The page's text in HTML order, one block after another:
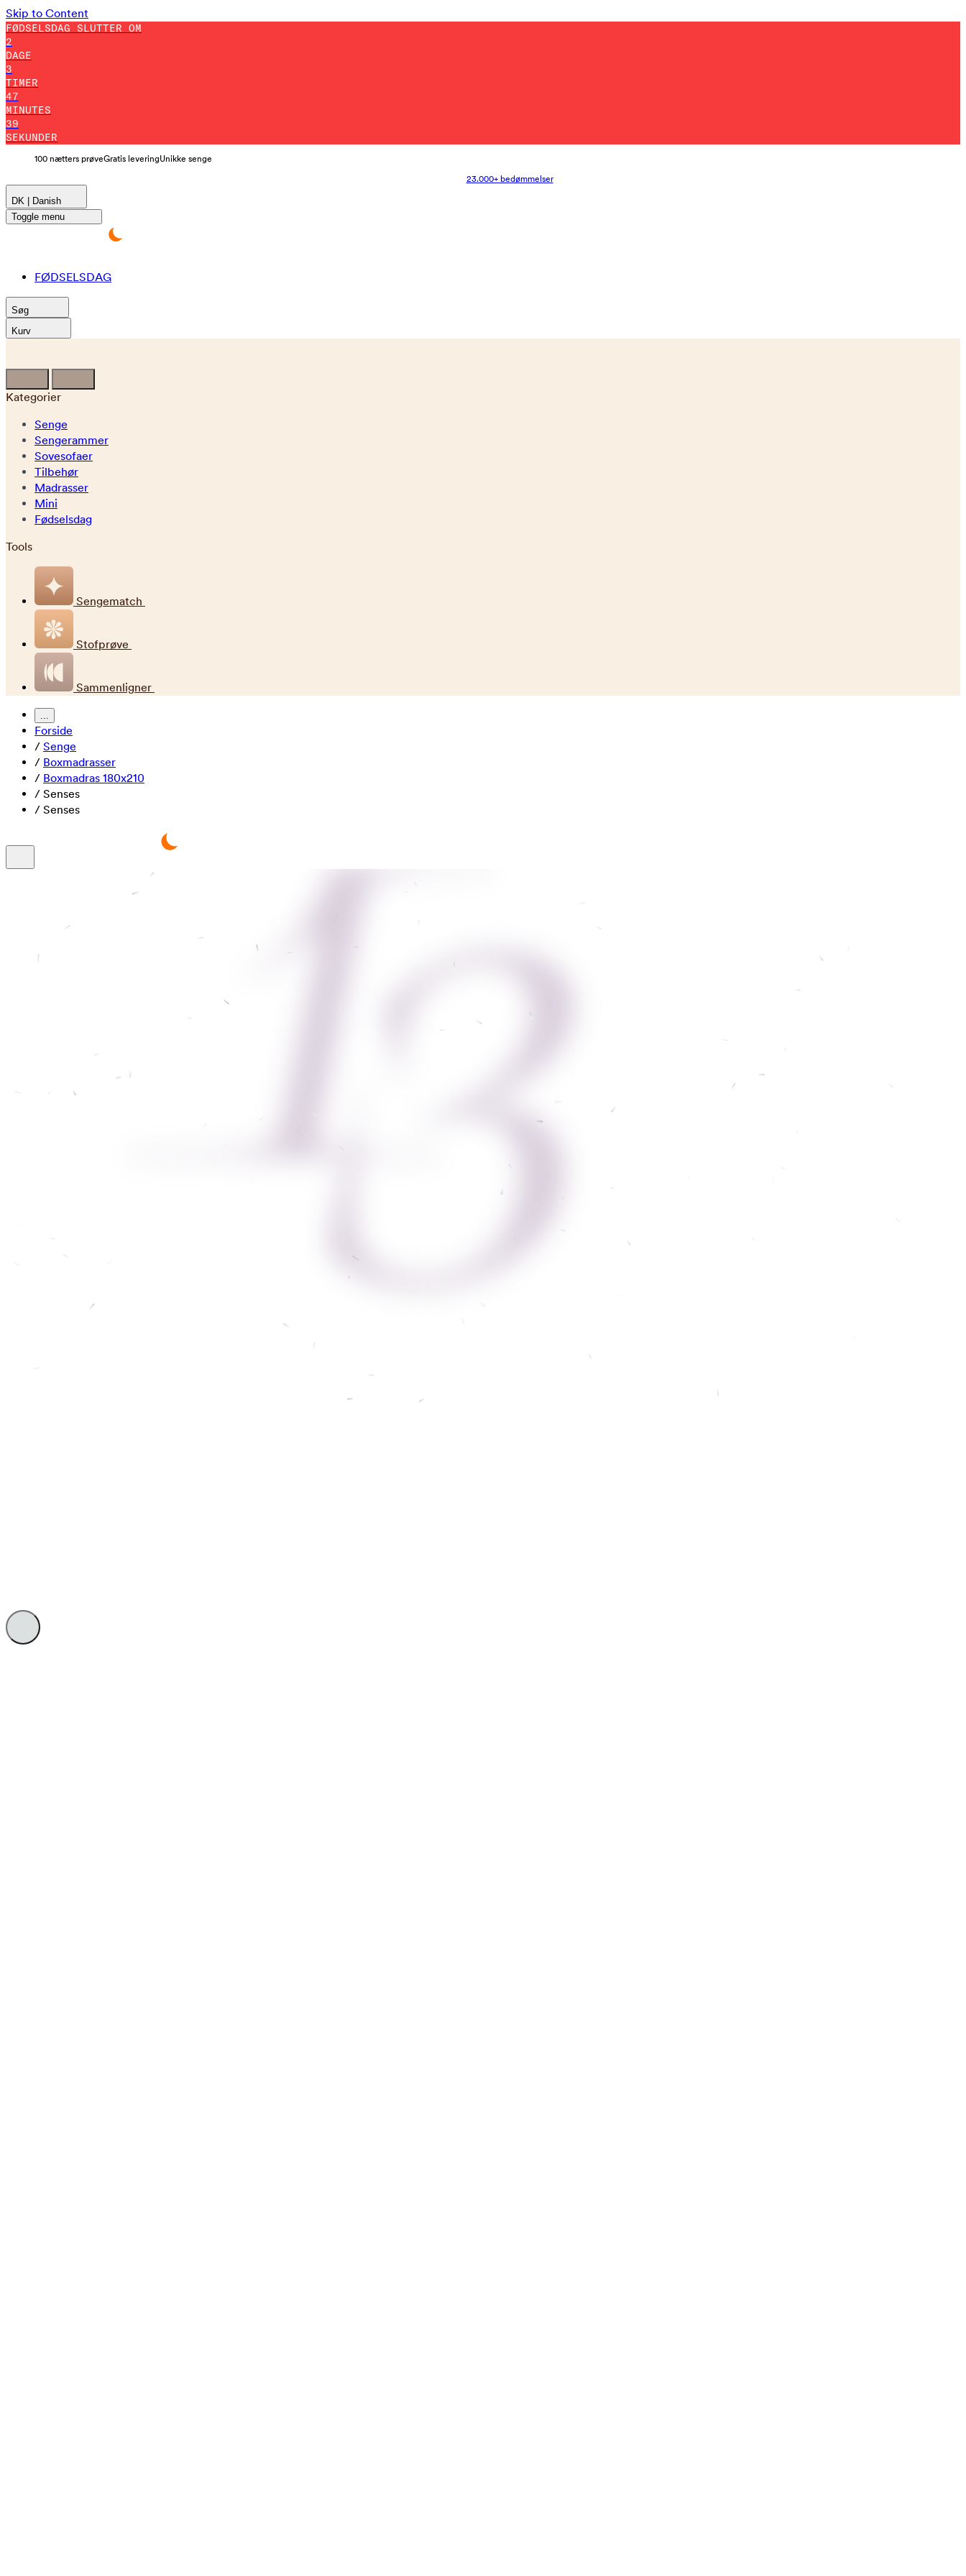
Skip to Content
FØDSELSDAG SLUTTER OM
2
DAGE
3
TIMER
47
MINUTES
37
SEKUNDER
100 nætters prøveGratis leveringUnikke senge
23.000+ bedømmelser
DK | Danish
Toggle menu
FØDSELSDAG
Søg
Kurv
Kategorier
Senge
Sengerammer
Sovesofaer
Tilbehør
Madrasser
Mini
Fødselsdag
Tools
Sengematch
Stofprøve
Sammenligner
...
Forside
/ Senge
/ Boxmadrasser
/ Boxmadras 180x210
/ Senses
/ Senses